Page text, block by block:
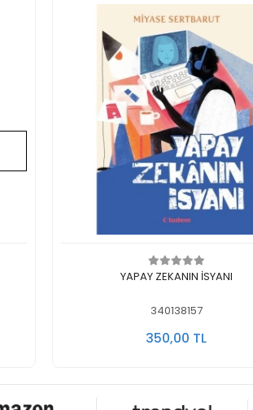
Sepete Ekle
YAPAY ZEKANIN İSYANI
340138157
350,00 TL